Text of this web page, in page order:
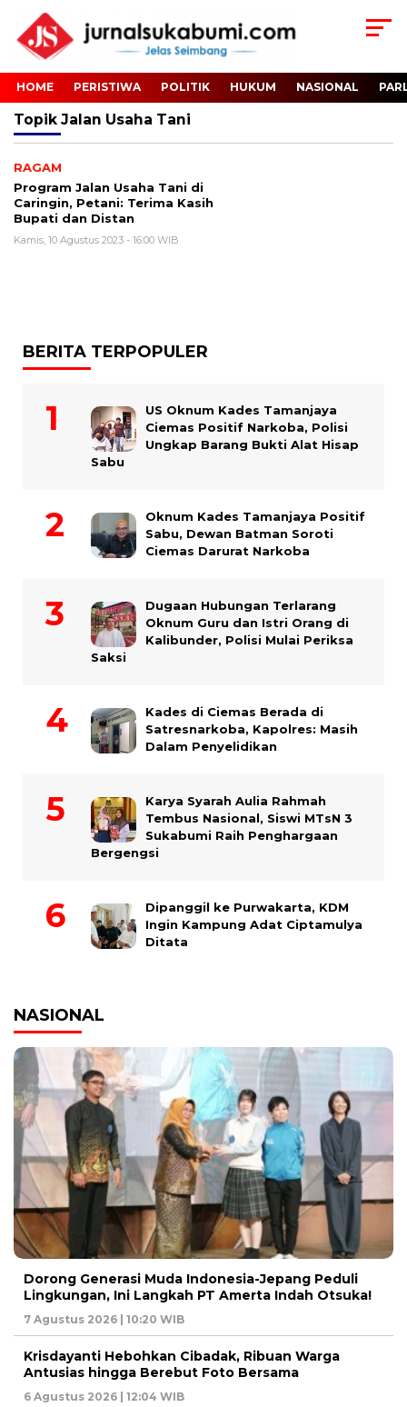
HOME PERISTIWA POLITIK HUKUM NASIONAL
Topik Jalan Usaha Tani
RAGAM
Program Jalan Usaha Tani di
Caringin, Petani: Terima Kasih
Bupati dan Distan
Kamis, 10 Agustus 2023 - 16:00 WIB
BERITA TERPOPULER
US Oknum Kades Tamanjaya
Ciemas Positif Narkoba, Polisi
Ungkap Barang Bukti Alat Hisap
Sabu
Oknum Kades Tamanjaya Positif
Sabu, Dewan Batman Soroti
Ciemas Darurat Narkoba
Dugaan Hubungan Terlarang
Oknum Guru dan Istri Orang di
Kalibunder, Polisi Mulai Periksa
Saksi
Kades di Ciemas Berada di
Satresnarkoba, Kapolres: Masih
Dalam Penyelidikan
Karya Syarah Aulia Rahmah
Tembus Nasional, Siswi MTsN 3
Sukabumi Raih Penghargaan
Bergengsi
Dipanggil ke Purwakarta, KDM
Ingin Kampung Adat Ciptamulya
Ditata
NASIONAL
Dorong Generasi Muda Indonesia-Jepang Peduli
Lingkungan, Ini Langkah PT Amerta Indah Otsuka!
7 Agustus 2026 | 10:20 WIB
Krisdayanti Hebohkan Cibadak, Ribuan Warga
Antusias hingga Berebut Foto Bersama
6 Agustus 2026 | 12:04 WIB